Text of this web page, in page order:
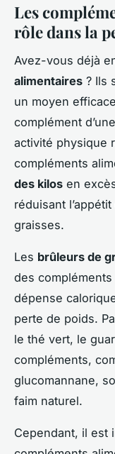
Les
rôle dans la
Avez-vous déjà
alimentaires ? Ils
un moyen
complément
activité physique
compléments
des kilos en
réduisant
graisses.
Les brûleurs de
des
dépense
perte de poids.
le thé vert, le
compléments,
glucomannane,
faim naturel.
Cependant, il est